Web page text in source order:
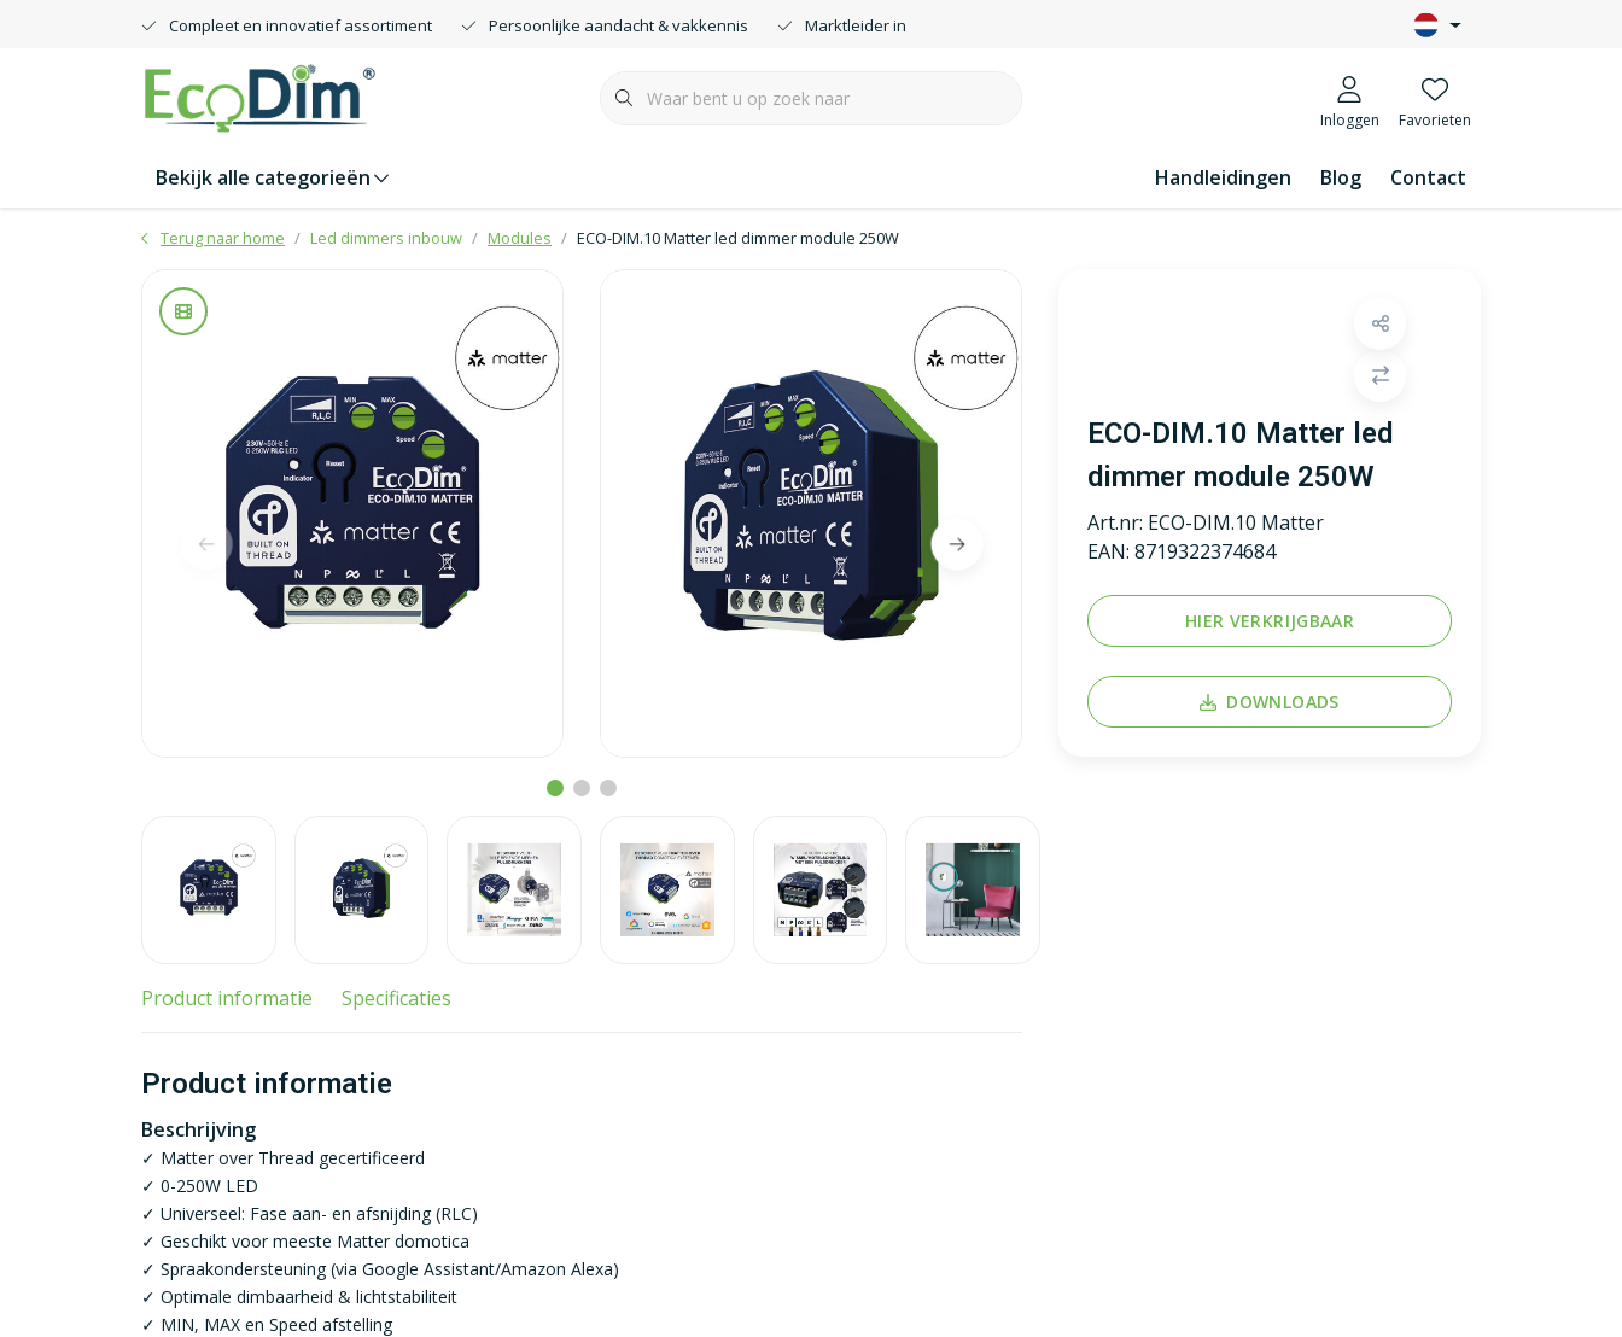
Compleet en innovatief assortiment Persoonlijke aandacht & vakkennis Marktleider in smartdimmers
Inloggen Favorieten
Bekijk alle categorieën Handleidingen Blog Contact
Terug naar home Led dimmers inbouw Modules ECO-DIM.10 Matter led dimmer module 250W
ECO-DIM.10 Matter led
dimmer module 250W
Art.nr: ECO-DIM.10 Matter
EAN: 8719322374684
HIER VERKRIJGBAAR
DOWNLOADS
Product informatie Specificaties
Product informatie
Beschrijving
✓ Matter over Thread gecertificeerd
✓ 0-250W LED
✓ Universeel: Fase aan- en afsnijding (RLC)
✓ Geschikt voor meeste Matter domotica
✓ Spraakondersteuning (via Google Assistant/Amazon Alexa)
✓ Optimale dimbaarheid & lichtstabiliteit
✓ MIN, MAX en Speed afstelling